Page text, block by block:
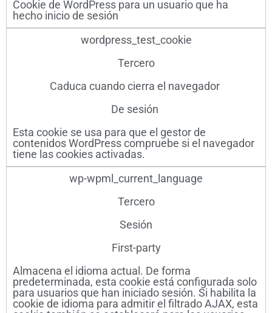
Cookie de WordPress para un usuario que ha
hecho inicio de sesión
wordpress_test_cookie
Tercero
Caduca cuando cierra el navegador ​
De sesión ​
Esta cookie se usa para que el gestor de
contenidos WordPress compruebe si el navegador
tiene las cookies activadas.
wp-wpml_current_language
Tercero
Sesión
First-party
Almacena el idioma actual. De forma
predeterminada, esta cookie está configurada solo
para usuarios que han iniciado sesión. Si habilita la
cookie de idioma para admitir el filtrado AJAX, esta